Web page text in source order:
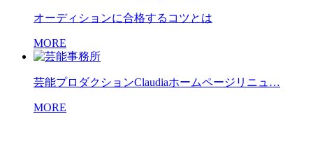
オーディションに合格するコツとは
MORE
芸能プロダクションClaudiaホームページリニュ…
MORE